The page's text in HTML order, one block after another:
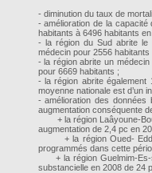
- diminution du taux de
- amélioration de la capacité
habitants à 6496 habitants
- la région du Sud abrite le
médecin pour 2556
- la région abrite un
pour 6669 habitants ;
- la région abrite également
moyenne nationale est d’un
- amélioration des
augmentation conséquente
+ la région Laâyoune-
augmentation de 2,4 pc en
+ la région Oued-
programmés dans cette
+ la région Guelmim-Es-
substancielle en 2008 de 24